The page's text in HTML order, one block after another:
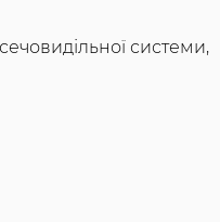
системи,